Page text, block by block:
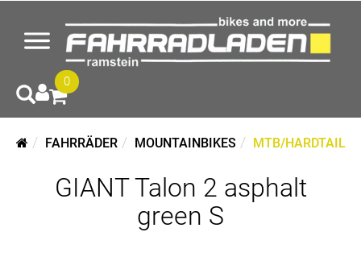
0
FAHRRÄDER MOUNTAINBIKES MTB/HARDTAIL
GIANT Talon 2 asphalt
green S